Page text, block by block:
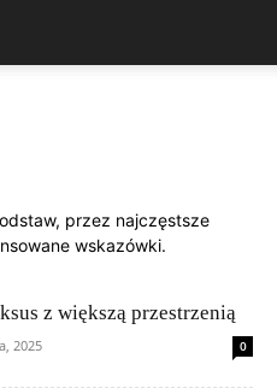
Lamborghini Lexus
Maserati
Nissan
Peugeot
przez najczęstsze
wskazówki.
z większą przestrzenią
2025 0